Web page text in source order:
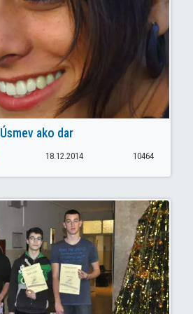
Úsmev ako dar
18.12.2014 10464